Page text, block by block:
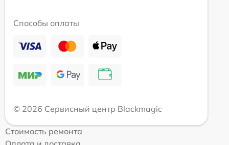
Способы оплаты
© 2026 Сервисный центр Blackmagic
Стоимость ремонта